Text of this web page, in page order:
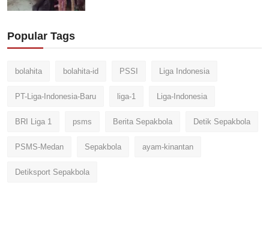
Popular Tags
bolahita bolahita-id PSSI Liga Indonesia
PT-Liga-Indonesia-Baru liga-1 Liga-Indonesia
BRI Liga 1 psms Berita Sepakbola Detik Sepakbola
PSMS-Medan Sepakbola ayam-kinantan
Detiksport Sepakbola